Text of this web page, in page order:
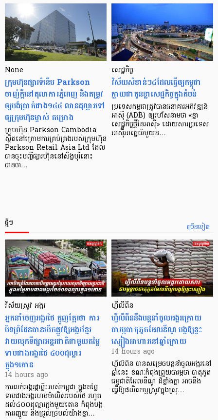
None
ក្រុមហ៊ុនផ្សារទំនើប Parkson
ចាញ់ក្ដីនៅតុលាការភ្នំពេញ និងតម្រូវ
ឲ្យបង់ប្រាក់ជាង១៤៤ លានដុល្លារទៅ
ឲ្យក្រុមហ៊ុនម្ចាស់ គម្រោង
ក្រុមហ៊ុន Parkson Cambodia
ស្ថិតនៅក្រោមការគ្រប់គ្រងរបស់ក្រុមហ៊ុន
Parkson Retail Asia Ltd ដែល
បានចុះបញ្ចីផ្សារហ៊ុននៅសិង្ហបុរីនោះ
បានចា…
សេដ្ឋកិច្ច​
វិស័យ​សំខាន់ៗ​៤​ដែល​ធ្វើ​ឲ្យ​កម្ពុជា​
ក្លាយ​ជា​កូន​ខ្លា​សេដ្ឋកិច្ច​ក្នុង​តំបន់
ប្រទេស​កម្ពុជា​ត្រូវ​បាន​ធនាគារ​អភិវឌ្ឍន៍​
អាស៊ី (ADB) ឲ្យ​រហ័ស​នាមថា «ខ្លា​
សេដ្ឋកិច្ច​ថ្មី​នៃ​អាស៊ី» ដោយសារ​ប្រទេស​
អាស៊ី​អាគ្នេយ៍​មួយ​ន…
ច្រើនទៀត
ថ្មីៗ
វិស័យស្រូវ អង្ករ
អ្នកនាំចេញអង្ករថៃ ត្អូញត្អែរថា ការ
បិទព្រំដែនបានបើកផ្លូវឱ្យអង្ករខ្មែរ
វាយលុកទីផ្សារអន្តរជាតិជាមួយតម្លៃ
ទាបជាងអង្ករថៃ ៤០០ដុល្លារ
ក្នុង១តោន
14 hours ago
ការលក់អង្ករផ្កាម្លិះរបស់កម្ពុជា ក្នុងតម្លៃ
ទាបជាងអង្ករហមម៉ាលិសរបស់ថៃ រហូត
ដល់៤០០ដុល្លារក្នុងមួយតោន កំពុងបង្ក
ការរញ្ជួយ និងជ្រួលច្របល់យ៉ាងខ្លា…
ហ្វីលីពីន
ហ្វីលីពីននឹងបន្តនាំចូលអង្ករក្រោយ
បារម្ភបាតុភូតអែលនីណូ បង្កឱ្យខ្វះ
ស្បៀងអាហារនៅឆ្នាំក្រោយ
14 hours ago
ហ្វីលីពីន បាន​សម្រេចបន្តនាំចូលអង្ករនៅ
ឆ្នាំនេះ ខណៈកំពុងព្រួយបារម្ភថា បាតុភូត
ធម្មជាតិអែលនីណូ ដ៏ខ្លាំងក្លា​ អាចនឹង
ធ្វើឱ្យផលិតកម្មស្រូវក្នុងស្រុ…